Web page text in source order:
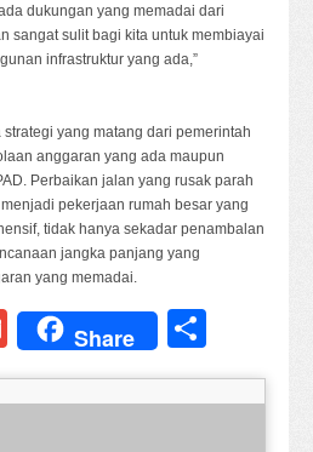
dukungan yang memadai dari
sangat sulit bagi kita untuk membiayai
infrastruktur yang ada,”
yang matang dari pemerintah
anggaran yang ada maupun
Perbaikan jalan yang rusak parah
pekerjaan rumah besar yang
tidak hanya sekadar penambalan
jangka panjang yang
yang memadai.
Gmail
Share